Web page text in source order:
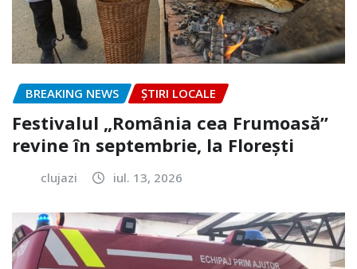
BREAKING NEWS ȘTIRI LOCALE
Festivalul „România cea Frumoasă”
revine în septembrie, la Florești
clujazi iul. 13, 2026